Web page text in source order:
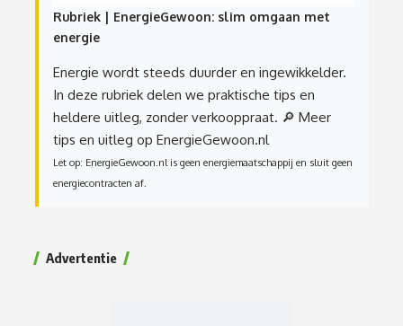
Rubriek | EnergieGewoon: slim omgaan met
energie
Energie wordt steeds duurder en ingewikkelder.
In deze rubriek delen we praktische tips en
heldere uitleg, zonder verkooppraat. 🔎 Meer
tips en uitleg op EnergieGewoon.nl
Let op: EnergieGewoon.nl is geen energiemaatschappij en sluit geen
energiecontracten af.
Advertentie